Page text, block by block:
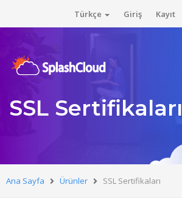
Türkçe Giriş Kayıt
SSL Sertifikaları
Ana Sayfa Ürünler SSL Sertifikaları